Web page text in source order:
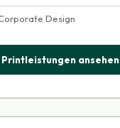
Design
Printleistungen ansehen